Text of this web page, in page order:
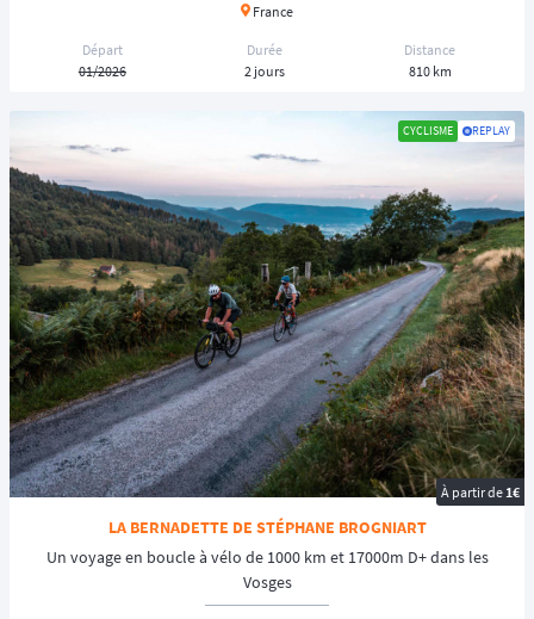
France
Départ
01/2026
Durée
2 jours
Distance
810 km
CYCLISME REPLAY
À partir de 1€
LA BERNADETTE DE STÉPHANE BROGNIART
Un voyage en boucle à vélo de 1000 km et 17000m D+ dans les
Vosges